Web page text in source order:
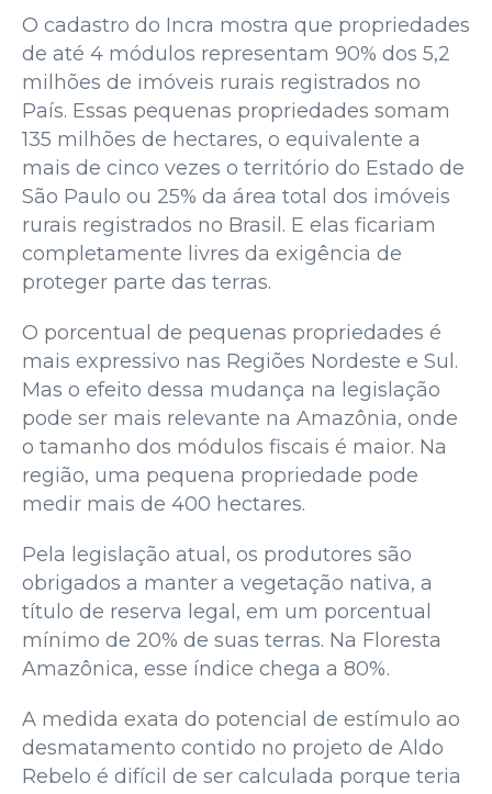
O cadastro do Incra mostra que propriedades
de até 4 módulos representam 90% dos 5,2
milhões de imóveis rurais registrados no
País. Essas pequenas propriedades somam
135 milhões de hectares, o equivalente a
mais de cinco vezes o território do Estado de
São Paulo ou 25% da área total dos imóveis
rurais registrados no Brasil. E elas ficariam
completamente livres da exigência de
proteger parte das terras.
O porcentual de pequenas propriedades é
mais expressivo nas Regiões Nordeste e Sul.
Mas o efeito dessa mudança na legislação
pode ser mais relevante na Amazônia, onde
o tamanho dos módulos fiscais é maior. Na
região, uma pequena propriedade pode
medir mais de 400 hectares.
Pela legislação atual, os produtores são
obrigados a manter a vegetação nativa, a
título de reserva legal, em um porcentual
mínimo de 20% de suas terras. Na Floresta
Amazônica, esse índice chega a 80%.
A medida exata do potencial de estímulo ao
desmatamento contido no projeto de Aldo
Rebelo é difícil de ser calculada porque teria